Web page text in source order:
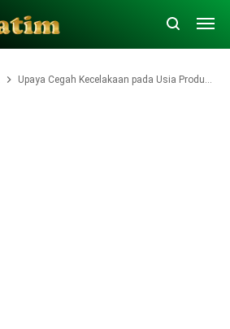
Upaya Cegah Kecelakaan pada Usia Produktif oleh Jasa Raharja di SMAN 2 Pamekasan